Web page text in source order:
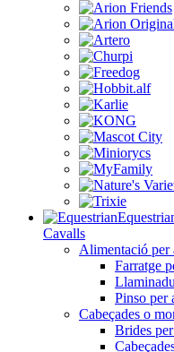
Cavalls
Alimentació per
Farratge
Pinso per
Cabeçades o
Brides